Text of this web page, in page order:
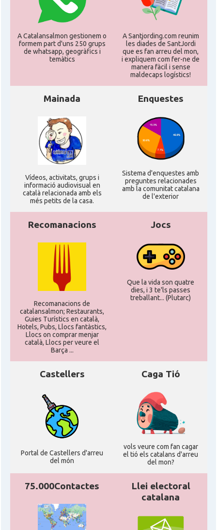
A Catalansalmon gestionem o
formem part d'uns 250 grups
de whatsapp, geogràfics i
temàtics
A Santjording.com reunim
les diades de SantJordi
que es fan arreu del mon,
i expliquem com fer-ne de
manera fàcil i sense
maldecaps logí­stics!
Mainada
Ví­deos, activitats, grups i
informació audiovisual en
català relacionada amb els
més petits de la casa.
Enquestes
Sistema d'enquestes amb
preguntes relacionades
amb la comunitat catalana
de l'exterior
Recomanacions
Recomanacions de
catalansalmon; Restaurants,
Guies Turístics en català,
Hotels, Pubs, Llocs fantàstics,
Llocs on comprar menjar
català, Llocs per veure el
Barça ...
Jocs
Que la vida son quatre
dies, i 3 te'ls passes
treballant... (Plutarc)
Castellers
Portal de Castellers d'arreu
del món
Caga Tió
vols veure com fan cagar
el tió els catalans d'arreu
del mon?
75.000Contactes
Llei electoral
catalana